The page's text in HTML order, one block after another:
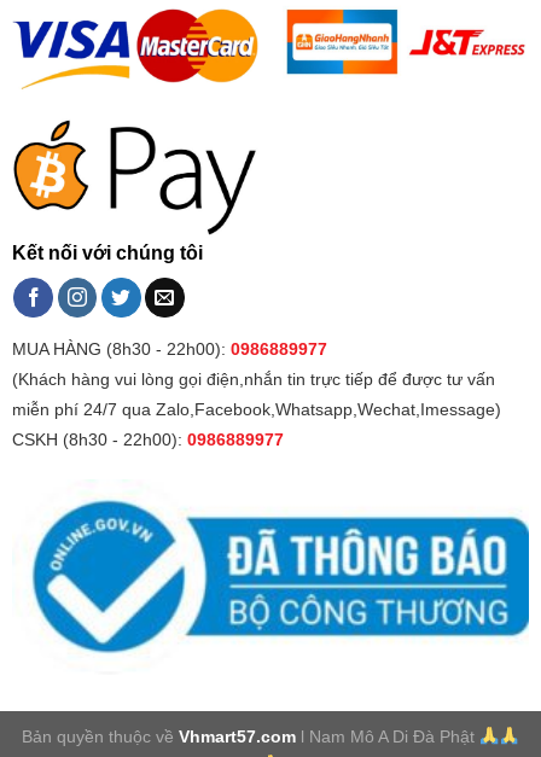
Kết nối với chúng tôi
MUA HÀNG (8h30 - 22h00): 0986889977
(Khách hàng vui lòng gọi điện,nhắn tin trực tiếp để được tư vấn
miễn phí 24/7 qua Zalo,Facebook,Whatsapp,Wechat,Imessage)
CSKH (8h30 - 22h00): 0986889977
Bản quyền thuộc vềVhmart57.com l Nam Mô A Di Đà Phật